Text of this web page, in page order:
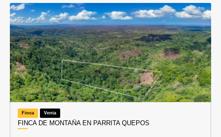
Finca Venta
FINCA DE MONTAÑA EN PARRITA QUEPOS